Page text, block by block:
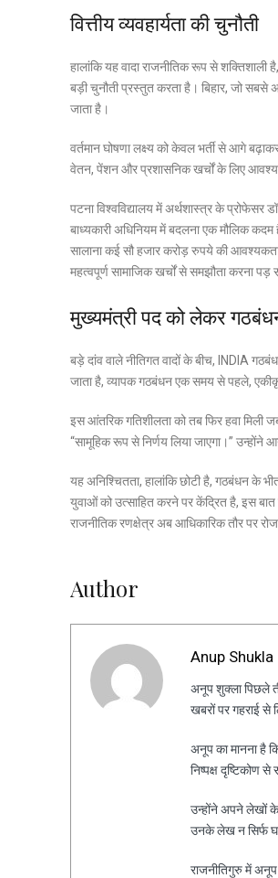
वित्तीय व्यवहार्यता की चुनौती
हालांकि यह वादा राजनीतिक रूप से शक्तिशाली
बड़ी चुनौती प्रस्तुत करता है। बिहार, जो सबसे
जाता है।
वर्तमान घोषणा लक्ष्य को केवल भर्ती से आगे
वेतन, पेंशन और प्रशासनिक खर्चों के लिए
पटना विश्वविद्यालय में अर्थशास्त्र के प्रोफेसर
बाध्यकारी अधिनियम में बदलना एक मौलिक
सालाना कई सौ हजार करोड़ रुपये की आवश्यकता
महत्वपूर्ण सामाजिक खर्चों से समझौता करना पड़
मुख्यमंत्री पद को लेकर
बड़े दांव वाले नीतिगत वादों के बीच, INDIA
जाता है, व्यापक गठबंधन एक समय से पहले,
इस आंतरिक गतिशीलता को तब फिर हवा मिली
“सामूहिक रूप से निर्णय लिया जाएगा।”
यह अनिश्चितता, हालांकि छोटी है, गठबंधन के
युवाओं को उत्साहित करने पर केंद्रित है, इस बात
राजनीतिक रणक्षेत्र अब आधिकारिक तौर पर
Author
Anup Shukla
अनूप शुक्ला पिछले
खबरों पर गहराई
अनूप का मानना है
निष्पक्ष
उन्होंने अपने लेखों के
उनके लेख न सिर्फ
राजनीतिगुरु में